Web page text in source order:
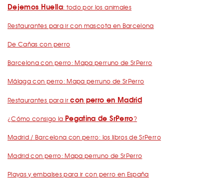
Dejemos Huella: todo por los animales
Restaurantes para ir con mascota en Barcelona
De Cañas con perro
Barcelona con perro: Mapa perruno de SrPerro
Málaga con perro: Mapa perruno de SrPerro
Restaurantes para ircon perro en Madrid
¿Cómo consigo la Pegatina de SrPerro?
Madrid / Barcelona con perro: los libros de SrPerro
Madrid con perro: Mapa perruno de SrPerro
Playas y embalses para ir con perro en España